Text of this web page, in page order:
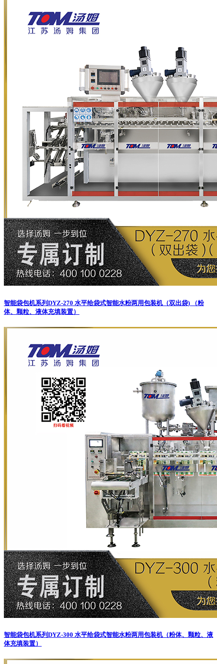
智能袋包机系列 DYZ-270 水平给袋式智能水粉两用包装机（双出袋) （粉
体、颗粒、液体充填装置）
智能袋包机系列 DYZ-300 水平给袋式智能水粉两用包装机（粉体、颗粒、液
体充填装置）